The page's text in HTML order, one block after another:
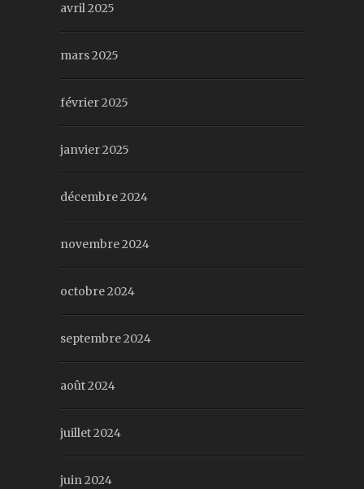
avril 2025
mars 2025
février 2025
janvier 2025
décembre 2024
novembre 2024
octobre 2024
septembre 2024
août 2024
juillet 2024
juin 2024